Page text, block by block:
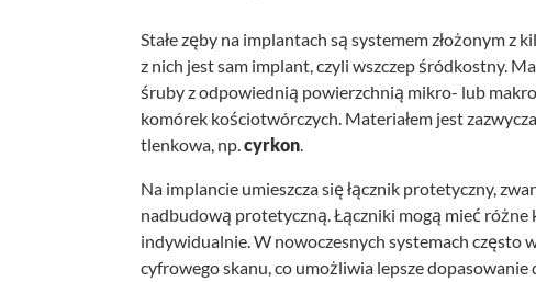
Stałe zęby na implantach są systemem złożonym z
z nich jest sam implant, czyli wszczep śródkostny.
śruby z odpowiednią powierzchnią mikro- lub
komórek kościotwórczych. Materiałem jest
tlenkowa, np.cyrkon.
Na implancie umieszcza się łącznik protetyczny,
nadbudową protetyczną. Łączniki mogą mieć różne
indywidualnie. W nowoczesnych systemach często
cyfrowego skanu, co umożliwia lepsze